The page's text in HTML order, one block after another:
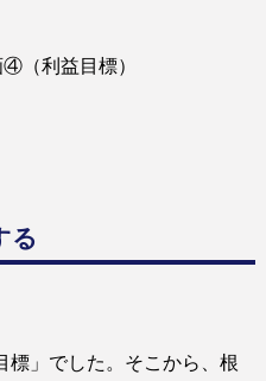
（利益目標）
る
標」でした。そこから、根